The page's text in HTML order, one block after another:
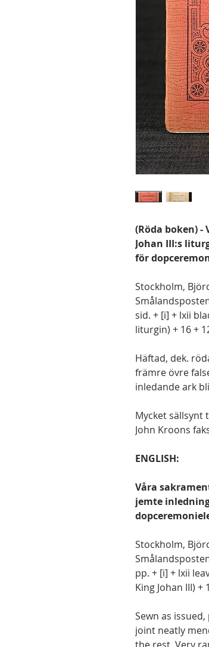
(Röda boken)
Johan III:s
för
Stockholm,
sid. + [i] + lxii
liturgin) + 16 +
Häftad, dek.
främre övre
inledande ark
Mycket
John Kroons
ENGLISH:
Våra
jemte
Stockholm,
pp. + [i] + lxii
King Johan III) +
Sewn as
joint neatly